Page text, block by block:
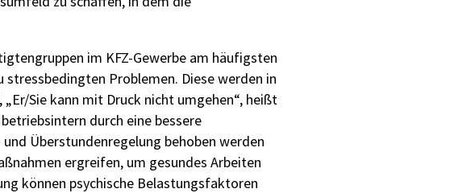
im KFZ-Gewerbe am häufigsten
Problemen. Diese werden in
Sie kann mit Druck nicht umgehen“, heißt
durch eine bessere
Überstundenregelung behoben werden
ergreifen, um gesundes Arbeiten
können psychische Belastungsfaktoren